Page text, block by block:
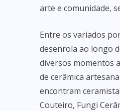
arte e comunidade,
Entre os variados
desenrola ao longo
diversos momentos
de cerâmica
encontram
Couteiro, Fungi